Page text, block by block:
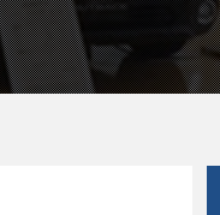
ク